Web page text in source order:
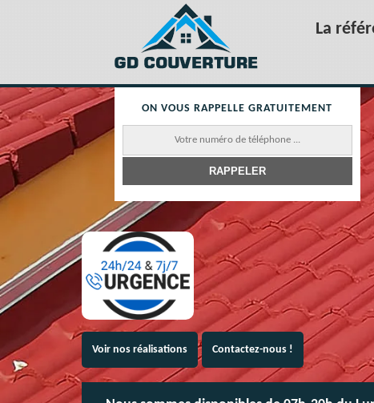
La
Voir nos réalisations Contactez-nous !
ON VOUS RAPPELLE GRATUITEMENT